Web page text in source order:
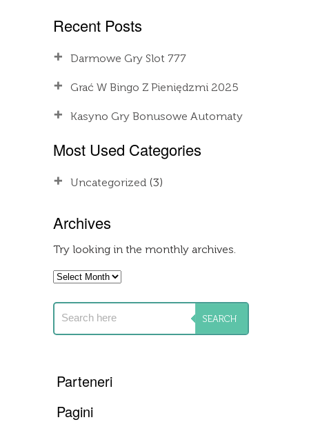
Recent Posts
Darmowe Gry Slot 777
Grać W Bingo Z Pieniędzmi 2025
Kasyno Gry Bonusowe Automaty
Most Used Categories
Uncategorized(3)
Archives
Try looking in the monthly archives.
Archives
Parteneri
Pagini